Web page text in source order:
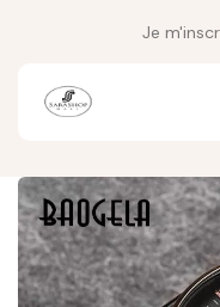
Je